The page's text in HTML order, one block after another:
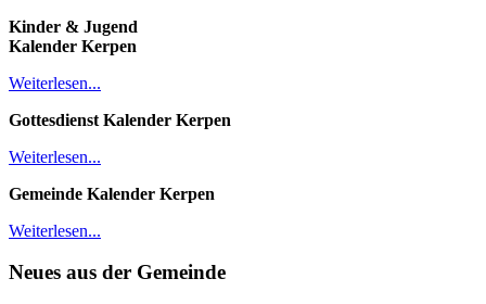
Kinder & Jugend
Kalender Kerpen
Weiterlesen...
Gottesdienst Kalender Kerpen
Weiterlesen...
Gemeinde Kalender Kerpen
Weiterlesen...
Neues aus der Gemeinde